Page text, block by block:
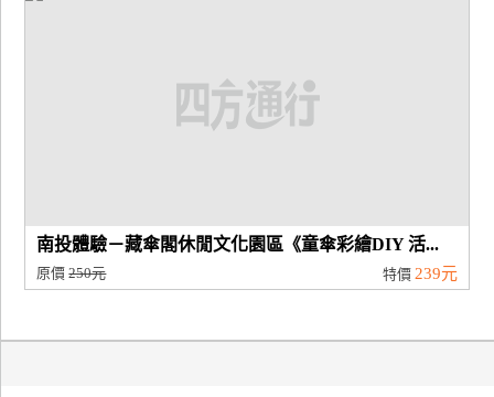
南投體驗－藏傘閣休閒文化園區《童傘彩繪DIY 活...
原價250元 特價 239元